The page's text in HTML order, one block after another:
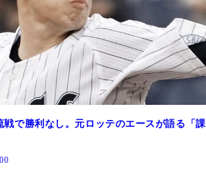
戦で勝利なし。元ロッテのエースが語る「課